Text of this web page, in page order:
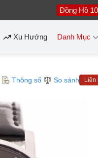
Đồng Hồ
Xu Hướng Danh Mục
Thông số So sánh Liên